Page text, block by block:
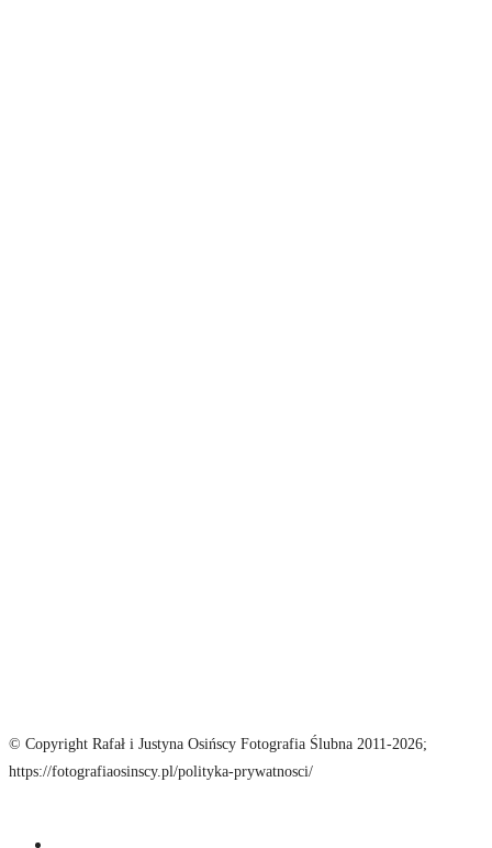
© Copyright Rafał i Justyna Osińscy Fotografia Ślubna 2011-2026;
https://fotografiaosinscy.pl/polityka-prywatnosci/